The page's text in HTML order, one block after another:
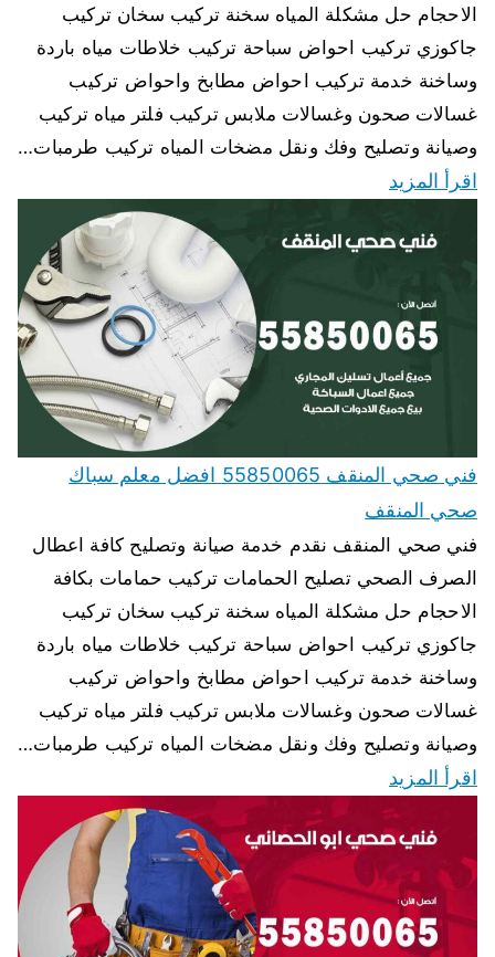
الاحجام حل مشكلة المياه سخنة تركيب سخان تركيب
جاكوزي تركيب احواض سباحة تركيب خلاطات مياه باردة
وساخنة خدمة تركيب احواض مطابخ واحواض تركيب
غسالات صحون وغسالات ملابس تركيب فلتر مياه تركيب
وصيانة وتصليح وفك ونقل مضخات المياه تركيب طرمبات…
اقرأ المزيد
فني صحي المنقف 55850065 افضل معلم سباك
صحي المنقف
فني صحي المنقف نقدم خدمة صيانة وتصليح كافة اعطال
الصرف الصحي تصليح الحمامات تركيب حمامات بكافة
الاحجام حل مشكلة المياه سخنة تركيب سخان تركيب
جاكوزي تركيب احواض سباحة تركيب خلاطات مياه باردة
وساخنة خدمة تركيب احواض مطابخ واحواض تركيب
غسالات صحون وغسالات ملابس تركيب فلتر مياه تركيب
وصيانة وتصليح وفك ونقل مضخات المياه تركيب طرمبات…
اقرأ المزيد